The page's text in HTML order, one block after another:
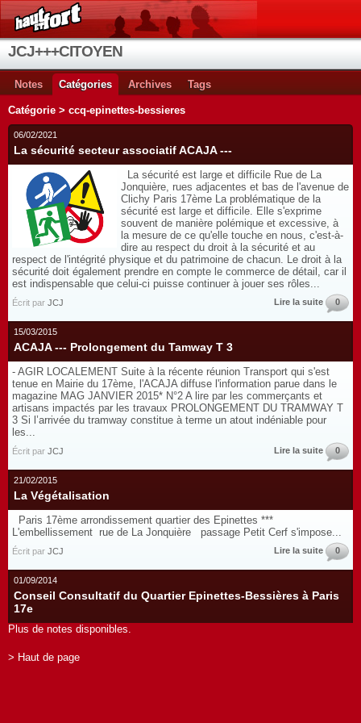
JCJ+++CITOYEN
Notes Catégories Archives Tags
Catégorie > ccq-epinettes-bessieres
06/02/2021
La sécurité secteur associatif ACAJA ---
La sécurité est large et difficile Rue de La
Jonquière, rues adjacentes et bas de l'avenue de
Clichy Paris 17ème La problématique de la
sécurité est large et difficile. Elle s'exprime
souvent de manière polémique et excessive, à
la mesure de ce qu'elle touche en nous, c'est-à-
dire au respect du droit à la sécurité et au
respect de l'intégrité physique et du patrimoine de chacun. Le droit à la
sécurité doit également prendre en compte le commerce de détail, car il
est indispensable que celui-ci puisse continuer à jouer ses rôles...
Écrit par JCJ Lire la suite 0
15/03/2015
ACAJA --- Prolongement du Tamway T 3
- AGIR LOCALEMENT Suite à la récente réunion Transport qui s'est
tenue en Mairie du 17ème, l'ACAJA diffuse l'information parue dans le
magazine MAG JANVIER 2015* N°2 A lire par les commerçants et
artisans impactés par les travaux PROLONGEMENT DU TRAMWAY T
3 Si l’arrivée du tramway constitue à terme un atout indéniable pour
les...
Écrit par JCJ Lire la suite 0
21/02/2015
La Végétalisation
Paris 17ème arrondissement quartier des Epinettes ***
L'embellissement rue de La Jonquière passage Petit Cerf s'impose...
Écrit par JCJ Lire la suite 0
01/09/2014
Conseil Consultatif du Quartier Epinettes-Bessières à Paris
17e
Plus de notes disponibles.
> Haut de page